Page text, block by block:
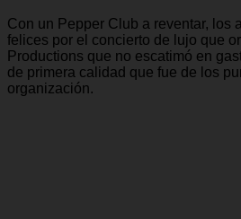
Con un Pepper Club a reventar, los
felices por el concierto de lujo que
Productions que no escatimó en
de primera calidad que fue de los
organización.